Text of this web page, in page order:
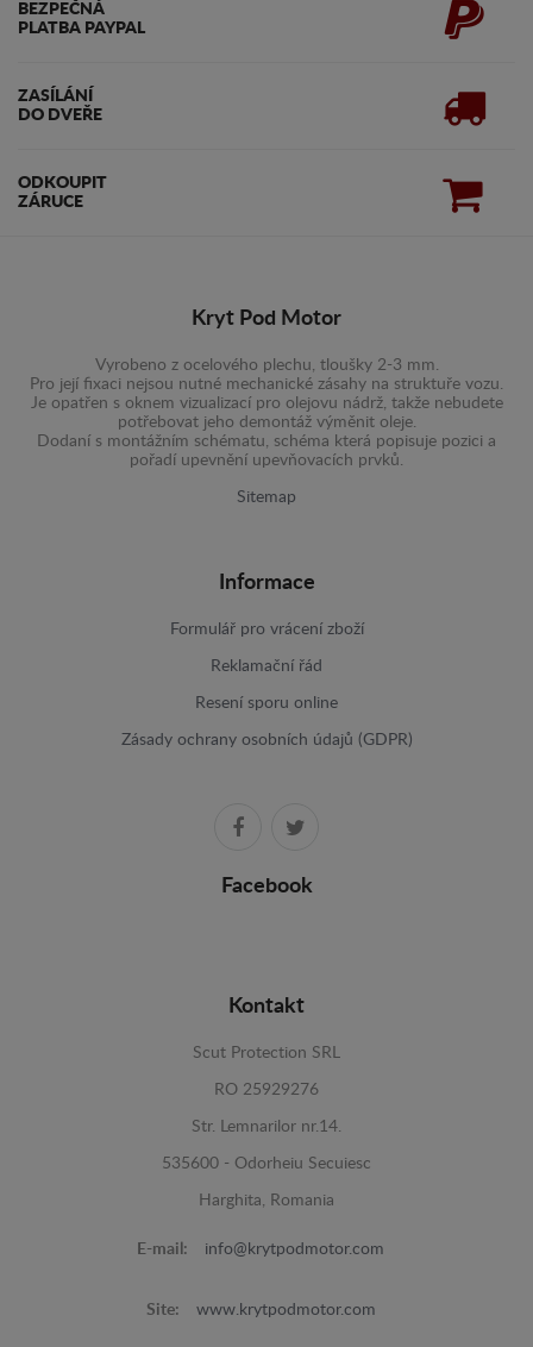
BEZPEČNÁ
PLATBA PAYPAL
ZASÍLÁNÍ
DO DVEŘE
ODKOUPIT
ZÁRUCE
Kryt Pod Motor
Vyrobeno z ocelového plechu, tloušky 2-3 mm.
Pro její fixaci nejsou nutné mechanické zásahy na struktuře vozu.
Je opatřen s oknem vizualizací pro olejovu nádrž, takže nebudete
potřebovat jeho demontáž výměnit oleje.
Dodaní s montážním schématu, schéma která popisuje pozici a
pořadí upevnění upevňovacích prvků.
Sitemap
Informace
Formulář pro vrácení zboží
Reklamační řád
Resení sporu online
Zásady ochrany osobních údajů (GDPR)
Facebook
Kontakt
Scut Protection SRL
RO 25929276
Str. Lemnarilor nr.14.
535600 - Odorheiu Secuiesc
Harghita, Romania
E-mail: info@krytpodmotor.com
Site: www.krytpodmotor.com